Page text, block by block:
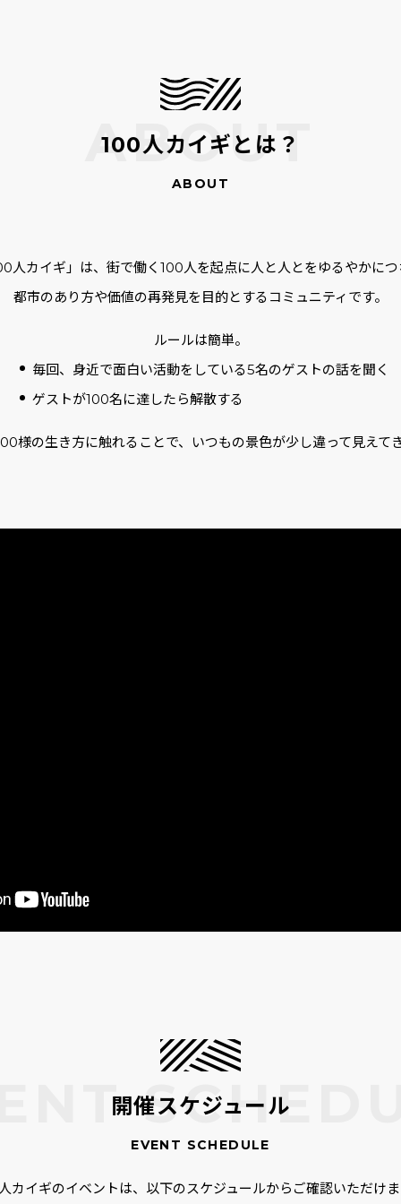
100人カイギとは？
人カイギ」は、街で働く100人を起点に人と人とをゆるやかに
都市のあり方や価値の再発見を目的とするコミュニティです。
ルールは簡単。
毎回、身近で面白い活動をしている5名のゲストの話を聞く
ゲストが100名に達したら解散する
様の生き方に触れることで、いつもの景色が少し違って見えて
開催スケジュール
カイギのイベントは、以下のスケジュールからご確認いただけ